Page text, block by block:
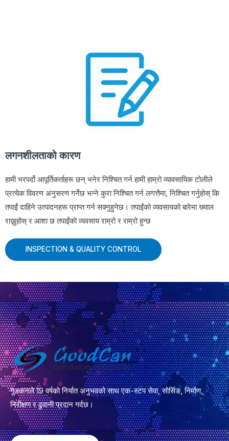
लगनशीलताको कारण
हामी भरपर्दो आपूर्तिकर्ताहरू छन् भनेर निश्चित गर्न हामी हाम्रो व्यावसायिक टोलीले
प्रत्येक विवरण अनुसरण गर्नेछ भन्ने कुरा निश्चित गर्न लगत्तैमा, निश्चित गर्नुहोस् कि
तपाईं दाहिने उत्पादनहरू प्राप्त गर्न सक्नुहुनेछ। तपाईंको व्यवसायको बारेमा ख्याल
राख्नुहोस् र आशा छ तपाईंको व्यवसाय राम्रो र राम्रो हुन्छ
INSPECTION & QUALITY CONTROL
गुडकनले 19 वर्षको निर्यात अनुभवको साथ एक-स्टप सेवा, सोर्सिङ, निर्माण,
निरीक्षण र ढुवानी प्रदान गर्दछ।